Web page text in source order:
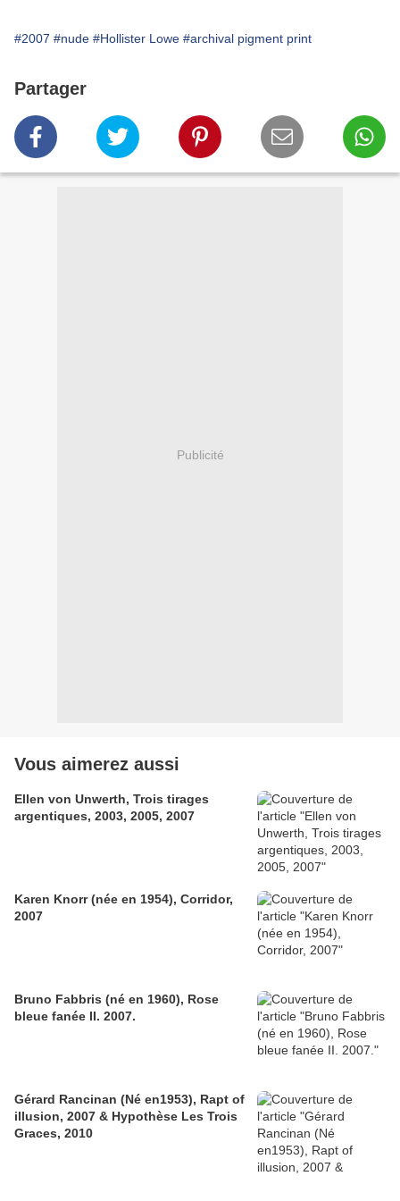
#2007 #nude #Hollister Lowe #archival pigment print
Partager
Publicité
Vous aimerez aussi
Ellen von Unwerth, Trois tirages
argentiques, 2003, 2005, 2007
Karen Knorr (née en 1954), Corridor,
2007
Bruno Fabbris (né en 1960), Rose
bleue fanée II. 2007.
Gérard Rancinan (Né en1953), Rapt of
illusion, 2007 & Hypothèse Les Trois
Graces, 2010